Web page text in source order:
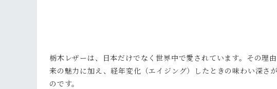
栃木レザーは、日本だけでなく世界中で愛されています。その理
来の魅力に加え、経年変化（エイジング）したときの味わい深さ
のです。